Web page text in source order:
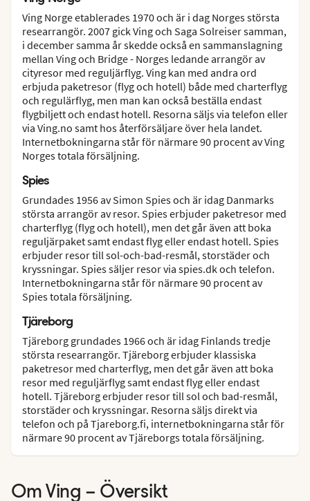
Ving Norge etablerades 1970 och är i dag Norges största
researrangör. 2007 gick Ving och Saga Solreiser samman,
i december samma år skedde också en sammanslagning
mellan Ving och Bridge - Norges ledande arrangör av
cityresor med reguljärflyg. Ving kan med andra ord
erbjuda paketresor (flyg och hotell) både med charterflyg
och regulärflyg, men man kan också beställa endast
flygbiljett och endast hotell. Resorna säljs via telefon eller
via Ving.no samt hos återförsäljare över hela landet.
Internetbokningarna står för närmare 90 procent av Ving
Norges totala försäljning.
Spies
Grundades 1956 av Simon Spies och är idag Danmarks
största arrangör av resor. Spies erbjuder paketresor med
charterflyg (flyg och hotell), men det går även att boka
reguljärpaket samt endast flyg eller endast hotell. Spies
erbjuder resor till sol-och-bad-resmål, storstäder och
kryssningar. Spies säljer resor via spies.dk och telefon.
Internetbokningarna står för närmare 90 procent av
Spies totala försäljning.
Tjäreborg
Tjäreborg grundades 1966 och är idag Finlands tredje
största researrangör. Tjäreborg erbjuder klassiska
paketresor med charterflyg, men det går även att boka
resor med reguljärflyg samt endast flyg eller endast
hotell. Tjäreborg erbjuder resor till sol och bad-resmål,
storstäder och kryssningar. Resorna säljs direkt via
telefon och på Tjareborg.fi, internetbokningarna står för
närmare 90 procent av Tjäreborgs totala försäljning.
Om Ving – Översikt